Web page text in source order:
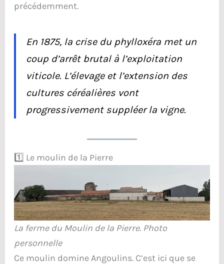
précédemment.
En 1875, la crise du phylloxéra met un
coup d’arrêt brutal à l’exploitation
viticole. L’élevage et l’extension des
cultures céréalières vont
progressivement suppléer la vigne.
1️⃣ Le moulin de la Pierre
La ferme du Moulin de la Pierre. Photo
personnelle
Ce moulin domine Angoulins. C’est ici que se